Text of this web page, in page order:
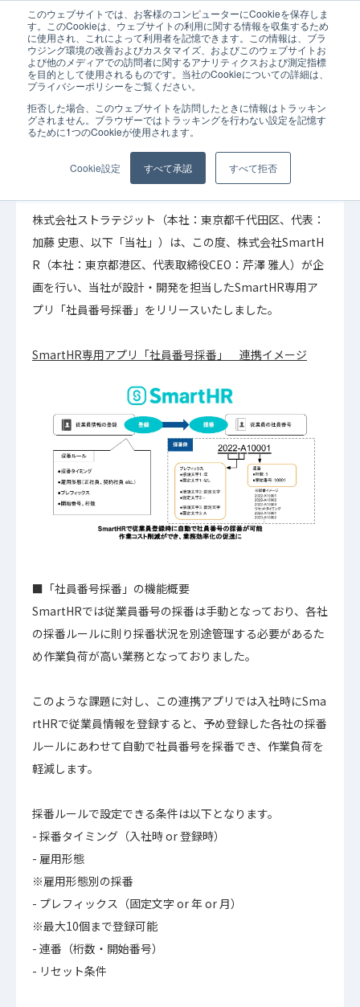
このウェブサイトでは、お客様のコンピューターにCookieを保存しま
す。このCookieは、ウェブサイトの利用に関する情報を収集するため
に使用され、これによって利用者を記憶できます。この情報は、ブラ
ウジング環境の改善およびカスタマイズ、およびこのウェブサイトお
よび他のメディアでの訪問者に関するアナリティクスおよび測定指標
を目的として使用されるものです。当社のCookieについての詳細は、
プライバシーポリシーをご覧ください。
拒否した場合、このウェブサイトを訪問したときに情報はトラッキン
グされません。ブラウザーではトラッキングを行わない設定を記憶す
るために1つのCookieが使用されます。
Cookie設定 すべて承認 すべて拒否
ホーム お知らせ 社員番号の自動採番を実現するSmartHR専用アプリ
2022年10月19日 お知らせ
社員番号の自動採番を実現するSmartHR専用ア
プリ「社員番号採番」をリリース
株式会社ストラテジット（本社：東京都千代田区、代表：
加藤 史恵、以下「当社」）は、この度、株式会社SmartH
R（本社：東京都港区、代表取締役CEO：芹澤 雅人）が企
画を行い、当社が設計・開発を担当したSmartHR専用ア
プリ「社員番号採番」をリリースいたしました。
SmartHR専用アプリ「社員番号採番」 連携イメージ
■「社員番号採番」の機能概要
SmartHRでは従業員番号の採番は手動となっており、各社
の採番ルールに則り採番状況を別途管理する必要があるた
め作業負荷が高い業務となっておりました。
このような課題に対し、この連携アプリでは入社時にSma
rtHRで従業員情報を登録すると、予め登録した各社の採番
ルールにあわせて自動で社員番号を採番でき、作業負荷を
軽減します。
採番ルールで設定できる条件は以下となります。
- 採番タイミング（入社時 or 登録時）
- 雇用形態
※雇用形態別の採番
- プレフィックス（固定文字 or 年 or 月）
※最大10個まで登録可能
- 連番（桁数・開始番号）
- リセット条件